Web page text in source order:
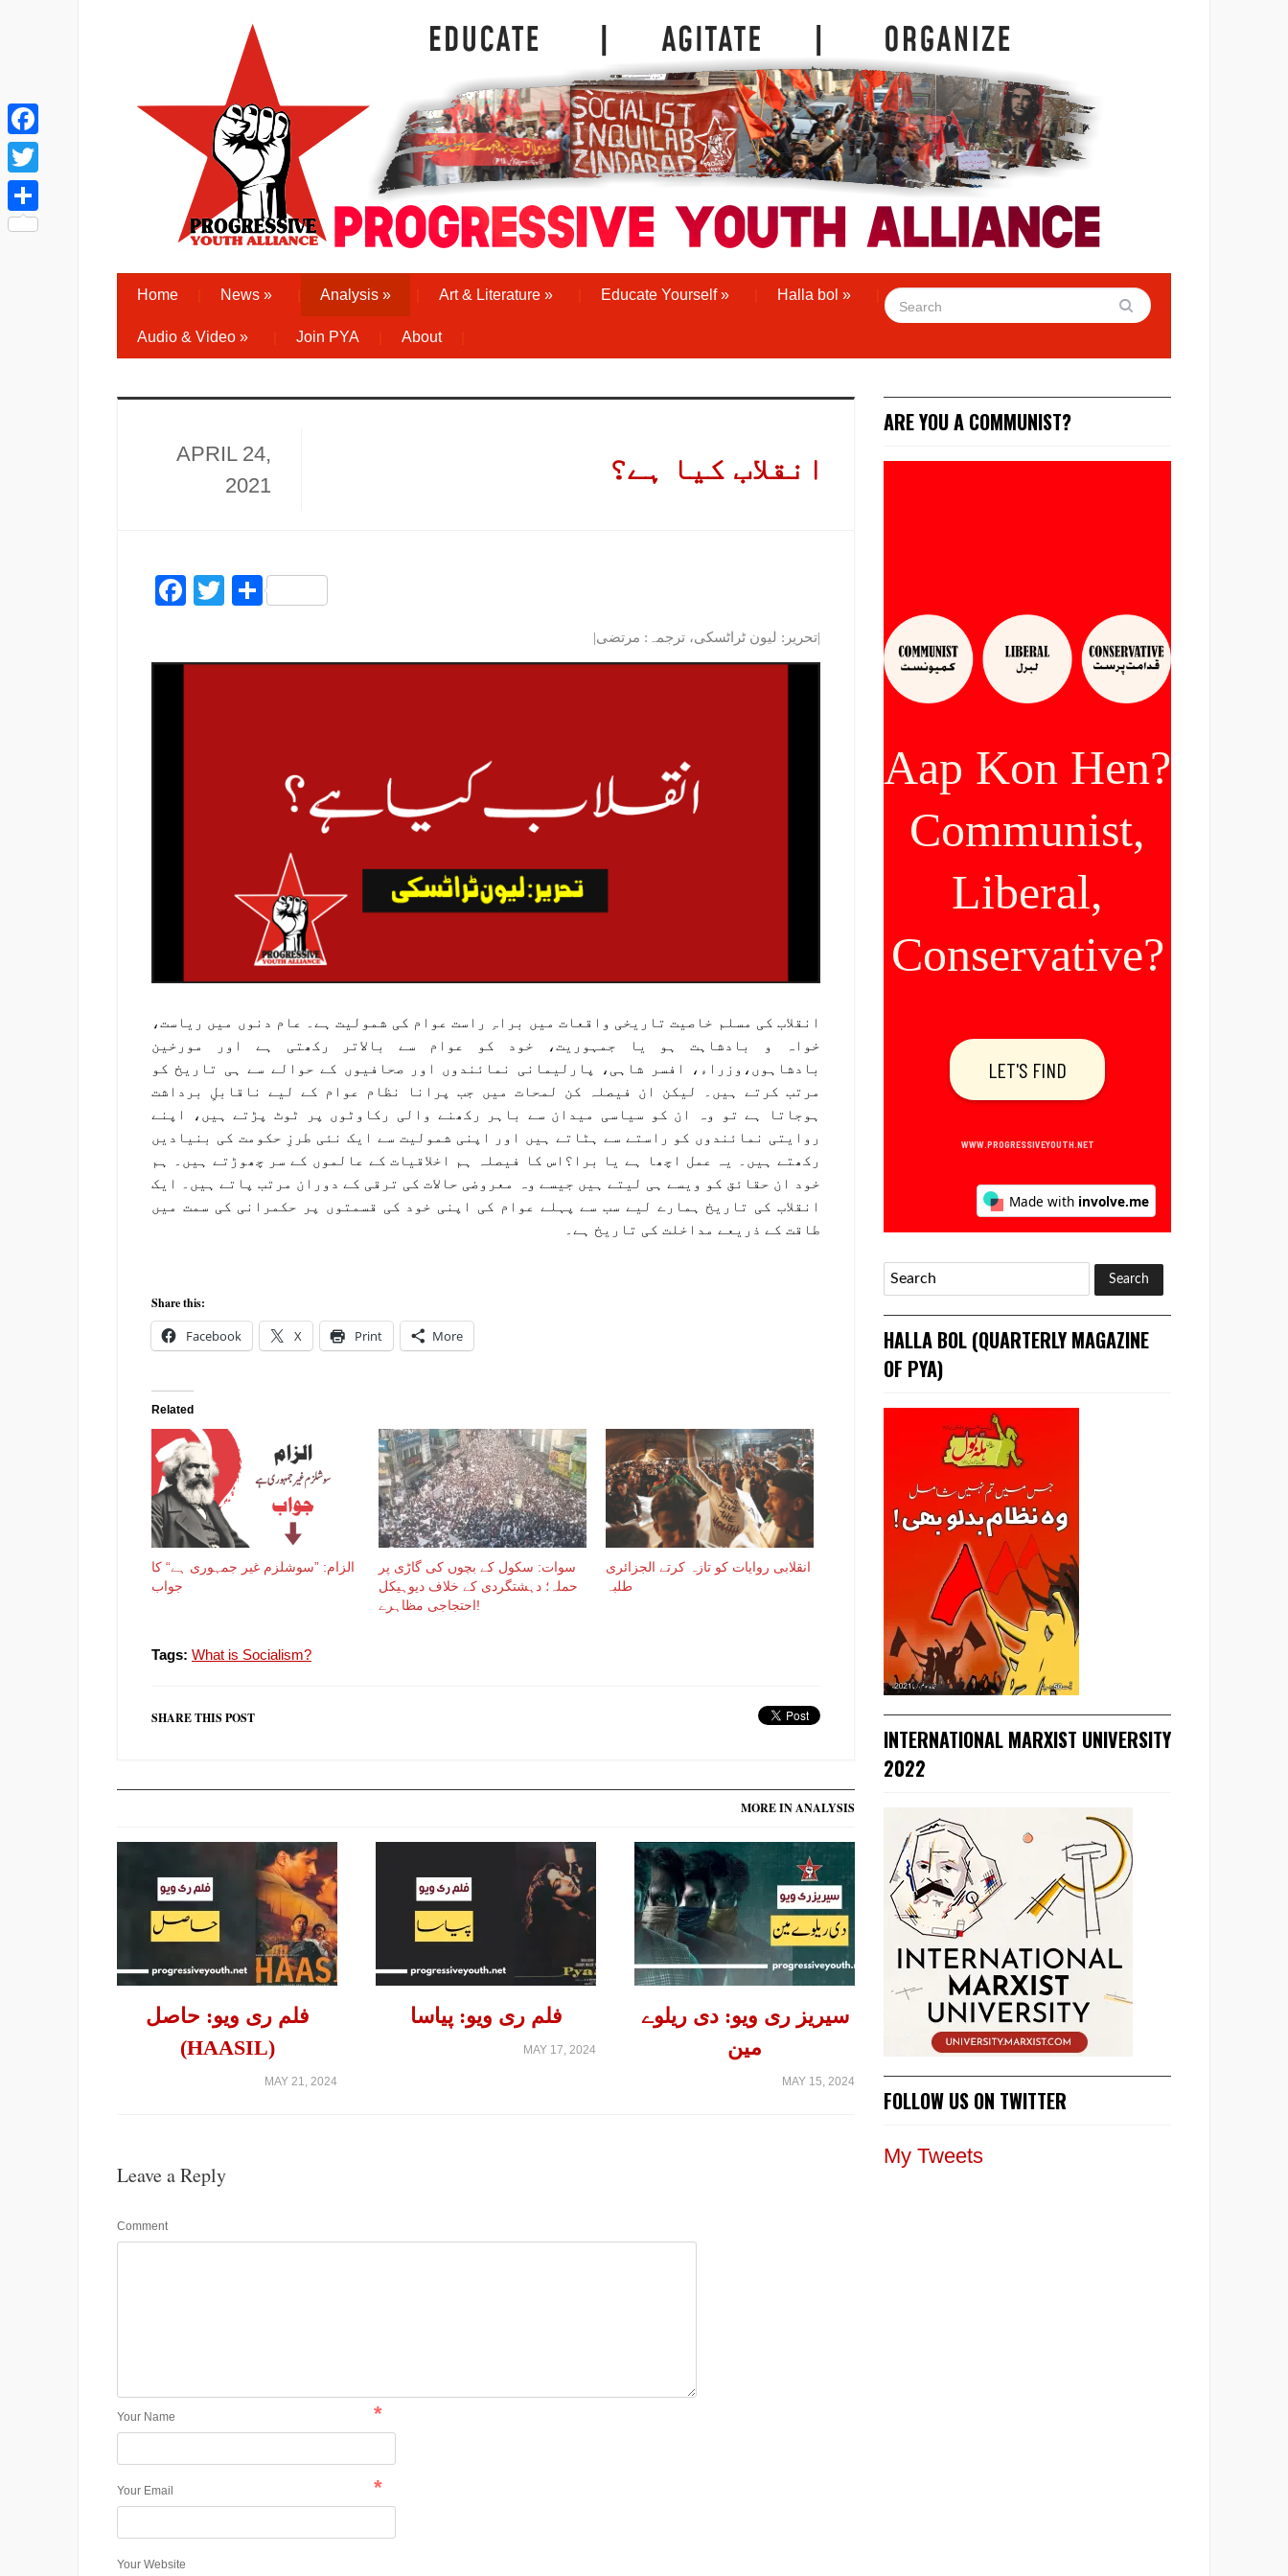
Home News » Analysis » Art & Literature » Educate Yourself» Halla bol »
Audio & Video » Join PYA About
APRIL 24,
2021
انقلاب کیا ہے؟
Facebook
Twitter
Share
|تحریر: لیون ٹراٹسکی، ترجمہ: مرتضی|
انقلاب کی مسلم خاصیت تاریخی واقعات میں براہِ راست عوام کی شمولیت ہے۔ عام دنوں میں ریاست،
خواہ و بادشاہت ہو یا جمہوریت، خود کو عوام سے بالاتر رکھتی ہے اور مورخین
بادشاہوں،وزراء، افسر شاہی، پارلیمانی نمائندوں اور صحافیوں کے حوالے سے ہی تاریخ کو
مرتب کرتے ہیں۔ لیکن ان فیصلہ کن لمحات میں جب پرانا نظام عوام کے لیے ناقابلِ برداشت
ہوجاتا ہے تو وہ ان کو سیاسی میدان سے باہر رکھنے والی رکاوٹوں پر ٹوٹ پڑتے ہیں، اپنے
روایتی نمائندوں کو راستے سے ہٹاتے ہیں اور اپنی شمولیت سے ایک نئی طرزِ حکومت کی بنیادیں
رکھتے ہیں۔ یہ عمل اچھا ہے یا برا؟اس کا فیصلہ ہم اخلاقیات کے عالموں کے سر چھوڑتے ہیں۔ ہم
خود ان حقائق کو ویسے ہی لیتے ہیں جیسے وہ معروضی حالات کی ترقی کے دوران مرتب پاتے ہیں۔ ایک
انقلاب کی تاریخ ہمارے لیے سب سے پہلے عوام کی اپنی خود کی قسمتوں پر حکمرانی کی سمت میں
طاقت کے ذریعے مداخلت کی تاریخ ہے۔
Share this:
Facebook X Print More
Related
الزام: ”سوشلزم غیر جمہوری ہے“ کا
جواب
سوات: سکول کے بچوں کی گاڑی پر
حملہ؛ دہشتگردی کے خلاف دیوہیکل
احتجاجی مظاہرے!
انقلابی روایات کو تازہ کرتے الجزائری
طلبہ
Tags: What is Socialism?
SHARE THIS POST
MORE IN ANALYSIS
فلم ری ویو: حاصل
(HAASIL)
MAY 21, 2024
فلم ری ویو: پیاسا
MAY 17, 2024
سیریز ری ویو: دی ریلوے
مین
MAY 15, 2024
Leave a Reply
Comment
Your Name *
Your Email *
Your Website
ARE YOU A COMMUNIST?
HALLA BOL (QUARTERLY MAGAZINE
OF PYA)
INTERNATIONAL MARXIST UNIVERSITY
2022
FOLLOW US ON TWITTER
My Tweets
Facebook
Twitter
Share